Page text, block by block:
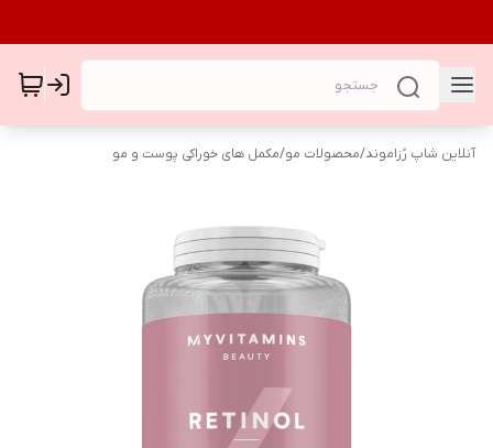
آنلاین شاپ رُزاموند/محصولات مو/مکمل های خوراکی پوست و مو